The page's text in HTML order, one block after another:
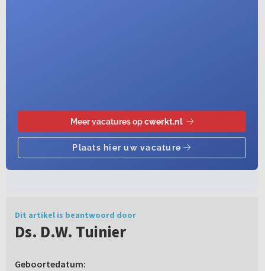
Dit artikel is beantwoord door
Ds. D.W. Tuinier
Geboortedatum: